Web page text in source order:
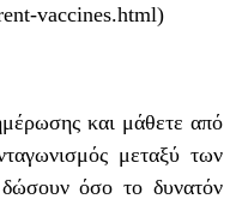
vaccines.html)
και μάθετε από
μεταξύ των
δώσουν όσο το δυνατόν